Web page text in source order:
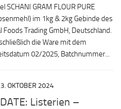
SCHANI GRAM FLOUR PURE
im 1kg & 2kg Gebinde des
Foods Trading GmbH, Deutschland.
die Ware mit dem
02/2025, Batchnummer...
OKTOBER 2024
Listerien –